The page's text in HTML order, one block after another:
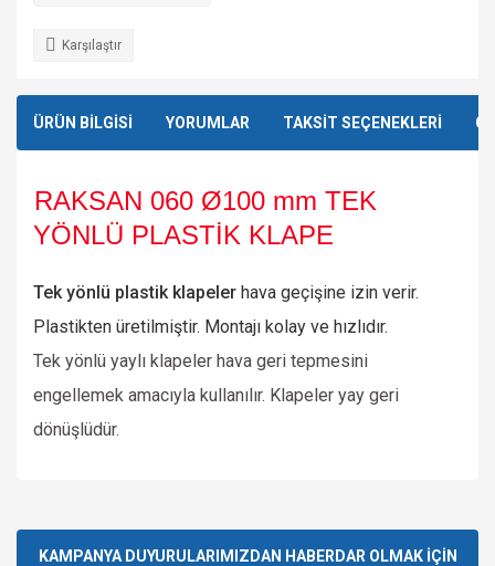
Karşılaştır
ÜRÜN BİLGİSİ YORUMLAR TAKSİT SEÇENEKLERİ
RAKSAN 060 Ø100 mm TEK
YÖNLÜ PLASTİK KLAPE
Tek yönlü plastik klapeler hava geçişine izin verir.
Plastikten üretilmiştir. Montajı kolay ve hızlıdır.
Tek yönlü yaylı klapeler hava geri tepmesini
engellemek amacıyla kullanılır. Klapeler yay geri
dönüşlüdür.
kullanarak tarafımıza iletebilirsiniz.
Görüş ve önerileriniz için teşekkür ederiz.
KAMPANYA DUYURULARIMIZDAN HABERDAR OLMAK İÇİN